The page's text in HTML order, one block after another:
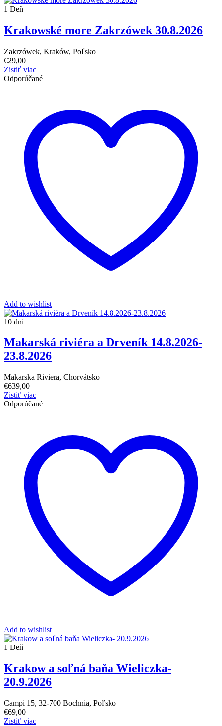
1 Deň
Krakowské more Zakrzówek 30.8.2026
Zakrzówek, Kraków, Poľsko
€29,00
Zistiť viac
Odporúčané
Add to wishlist
10 dni
Makarská riviéra a Drveník 14.8.2026-
23.8.2026
Makarska Riviera, Chorvátsko
€639,00
Zistiť viac
Odporúčané
Add to wishlist
1 Deň
Krakow a soľná baňa Wieliczka-
20.9.2026
Campi 15, 32-700 Bochnia, Poľsko
€69,00
Zistiť viac